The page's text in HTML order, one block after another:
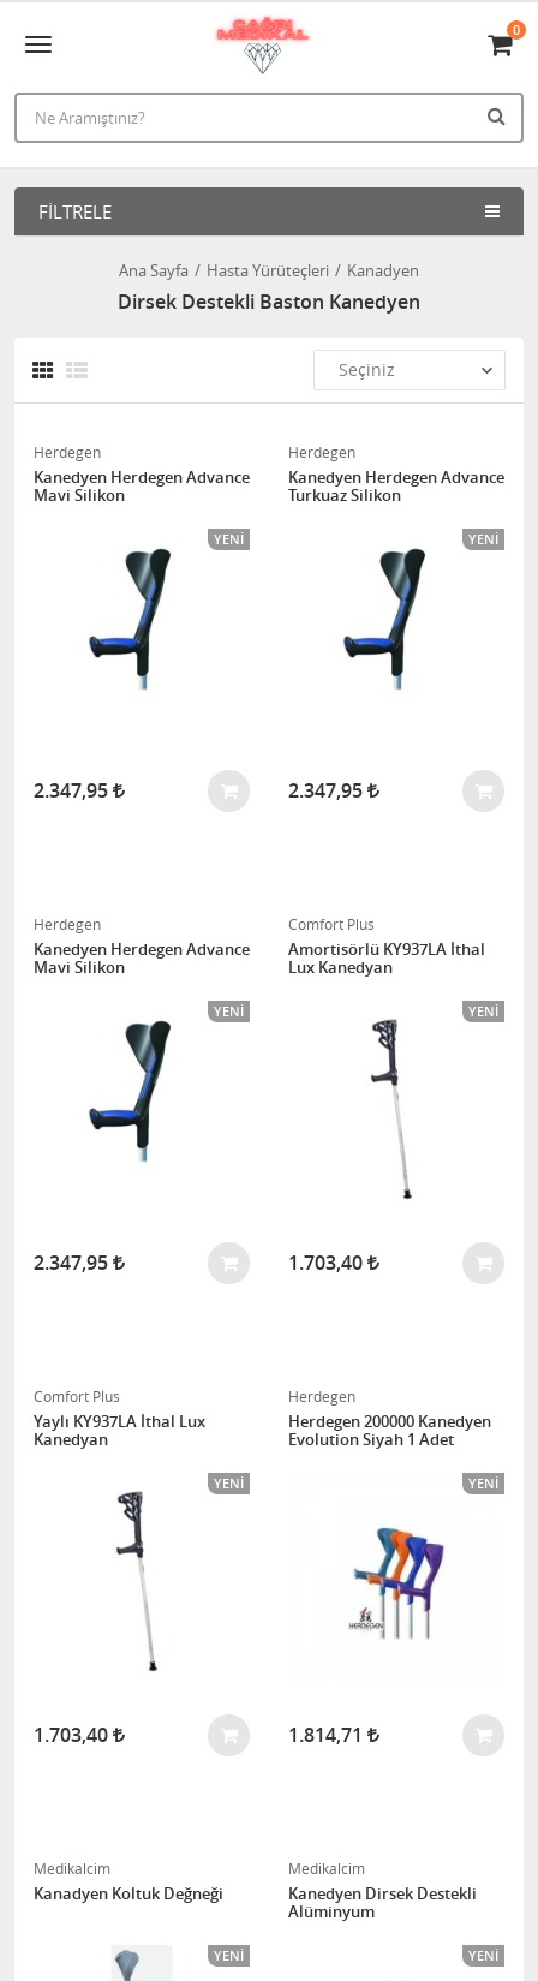
0
FILTRELE
Ana Sayfa Hasta Yürüteçleri Kanadyen
Dirsek Destekli Baston Kanedyen
Herdegen
Kanedyen Herdegen Advance
Mavi Silikon
YENI
2.347,95
Herdegen
Kanedyen Herdegen Advance
Turkuaz Silikon
YENI
2.347,95
Herdegen
Kanedyen Herdegen Advance
Mavi Silikon
YENI
2.347,95
Comfort Plus
Amortisörlü KY937LA İthal
Lux Kanedyan
YENI
1.703,40
Comfort Plus
Yaylı KY937LA İthal Lux
Kanedyan
YENI
1.703,40
Herdegen
Herdegen 200000 Kanedyen
Evolution Siyah 1 Adet
YENI
1.814,71
Medikalcim
Kanadyen Koltuk Değneği
YENI
Medikalcim
Kanedyen Dirsek Destekli
Alüminyum
YENI